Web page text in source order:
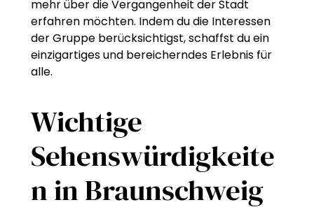
mehr über die Vergangenheit der Stadt
erfahren möchten. Indem du die Interessen
der Gruppe berücksichtigst, schaffst du ein
einzigartiges und bereicherndes Erlebnis für
alle.
Wichtige
Sehenswürdigkeite
n in Braunschweig